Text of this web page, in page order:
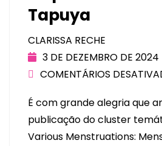
Tapuya
CLARISSA RECHE
3 DE DEZEMBRO DE 2024
COMENTÁRIOS
É com grande alegria que
publicação do cluster
Various Menstruations: